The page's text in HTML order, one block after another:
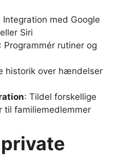
Integration med Google
Siri
: Programmér rutiner og
historik over hændelser
: Tildel forskellige
til familiemedlemmer